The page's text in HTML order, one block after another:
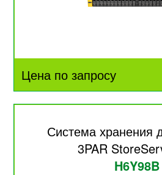
Цена по запросу
Система хранения
3PAR
H6Y98B